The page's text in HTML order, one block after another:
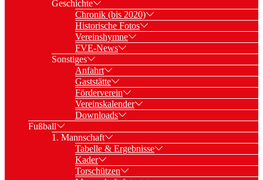
Geschichte
Chronik (bis 2020)
Historische Fotos
Vereinshymne
FVE-News
Sonstiges
Anfahrt
Gaststätte
Förderverein
Vereinskalender
Downloads
Fußball
1. Mannschaft
Tabelle & Ergebnisse
Kader
Torschützen